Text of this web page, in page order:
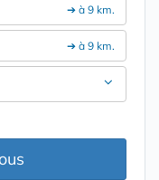
➔ à 9 km.
➔ à 9 km.